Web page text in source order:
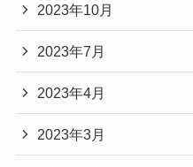
2023年10月
2023年7月
2023年4月
2023年3月